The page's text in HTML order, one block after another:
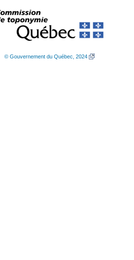
© Gouvernement du Québec, 2024